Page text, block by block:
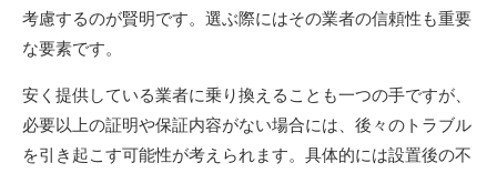
考慮するのが賢明です。選ぶ際にはその業者の信頼性も重要
な要素です。
安く提供している業者に乗り換えることも一つの手ですが、
必要以上の証明や保証内容がない場合には、後々のトラブル
を引き起こす可能性が考えられます。具体的には設置後の不